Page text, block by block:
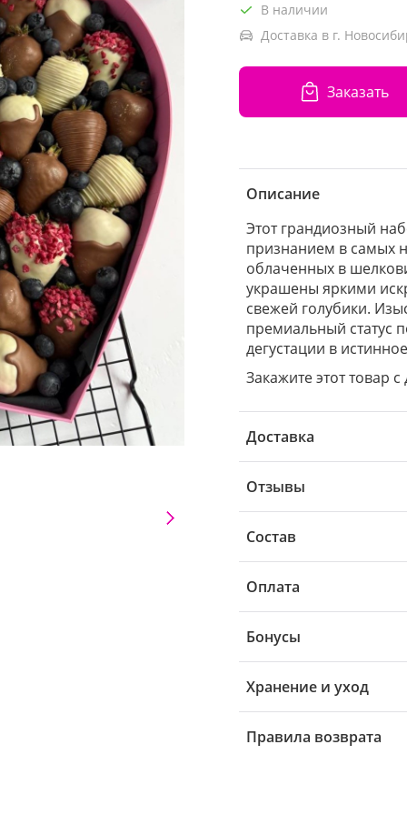
В наличии
Доставка в г.
Заказать
Описание
Этот грандиозный
признанием в самых
облаченных в
украшены яркими
свежей голубики.
премиальный статус
дегустации в
Закажите этот товар
Доставка
Отзывы
Состав
Оплата
Бонусы
Хранение и уход
Правила возврата